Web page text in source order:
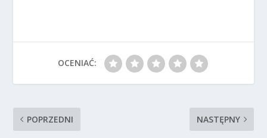
OCENIAĆ:
POPRZEDNI NASTĘPNY